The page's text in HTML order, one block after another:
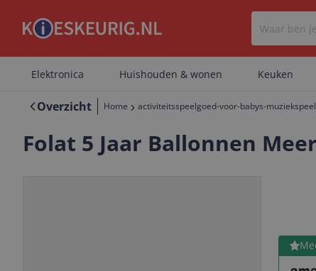
Elektronica Huishouden & wonen Keuken
Overzicht Home activiteitsspeelgoed-voor-babys-
Folat 5 Jaar Ballonnen
Bekijk